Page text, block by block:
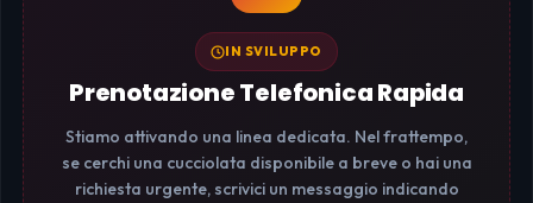
IN SVILUPPO
Prenotazione Telefonica Rapida
Stiamo attivando una linea dedicata. Nel frattempo,
se cerchi una cucciolata disponibile a breve o hai una
richiesta urgente, scrivici un messaggio indicando